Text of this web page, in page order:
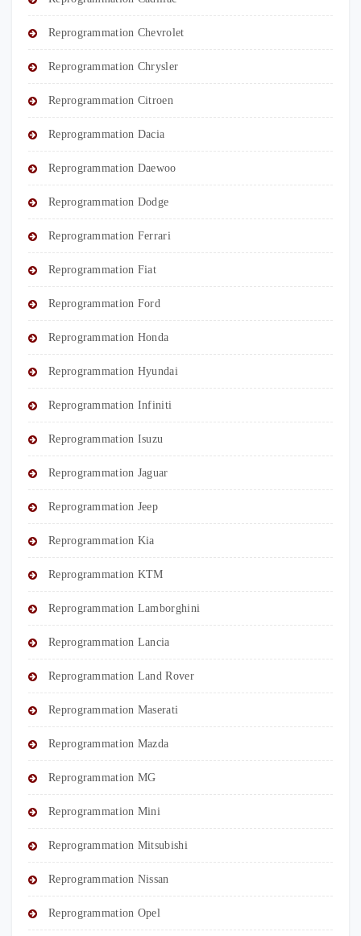
Reprogrammation Chevrolet
Reprogrammation Chrysler
Reprogrammation Citroen
Reprogrammation Dacia
Reprogrammation Daewoo
Reprogrammation Dodge
Reprogrammation Ferrari
Reprogrammation Fiat
Reprogrammation Ford
Reprogrammation Honda
Reprogrammation Hyundai
Reprogrammation Infiniti
Reprogrammation Isuzu
Reprogrammation Jaguar
Reprogrammation Jeep
Reprogrammation Kia
Reprogrammation KTM
Reprogrammation Lamborghini
Reprogrammation Lancia
Reprogrammation Land Rover
Reprogrammation Maserati
Reprogrammation Mazda
Reprogrammation MG
Reprogrammation Mini
Reprogrammation Mitsubishi
Reprogrammation Nissan
Reprogrammation Opel